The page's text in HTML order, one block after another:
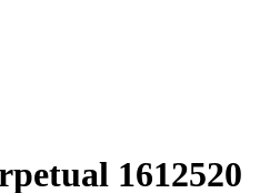
1612520